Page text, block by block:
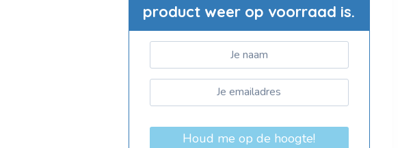
product weer op voorraad is.
Houd me op de hoogte!